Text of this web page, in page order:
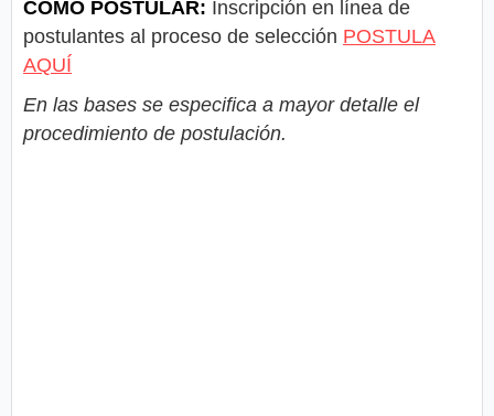
COMO POSTULAR: Inscripción en línea de
postulantes al proceso de selección POSTULA
AQUÍ
En las bases se especifica a mayor detalle el
procedimiento de postulación.